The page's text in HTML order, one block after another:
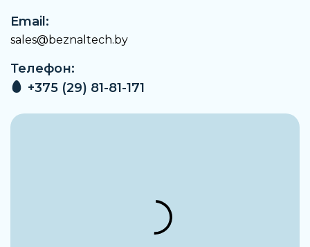
Артикул
3RT1466-6NP36
Производитель
Siemens
Тип оборудования
Email:
sales@beznaltech.by
Телефон:
+375 (29) 81-81-171